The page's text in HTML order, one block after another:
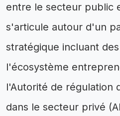
entre le secteur public
s'articule autour d'un
stratégique incluant
l'écosystème
l'Autorité de régulation
dans le secteur privé